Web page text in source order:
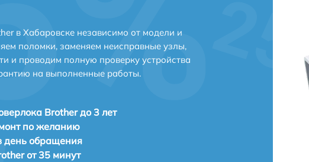
в Хабаровске независимо от модели и
поломки, заменяем неисправные узлы,
и проводим полную проверку устройства
на выполненные работы.
Brother до 3 лет
по желанию
день обращения
от 35 минут